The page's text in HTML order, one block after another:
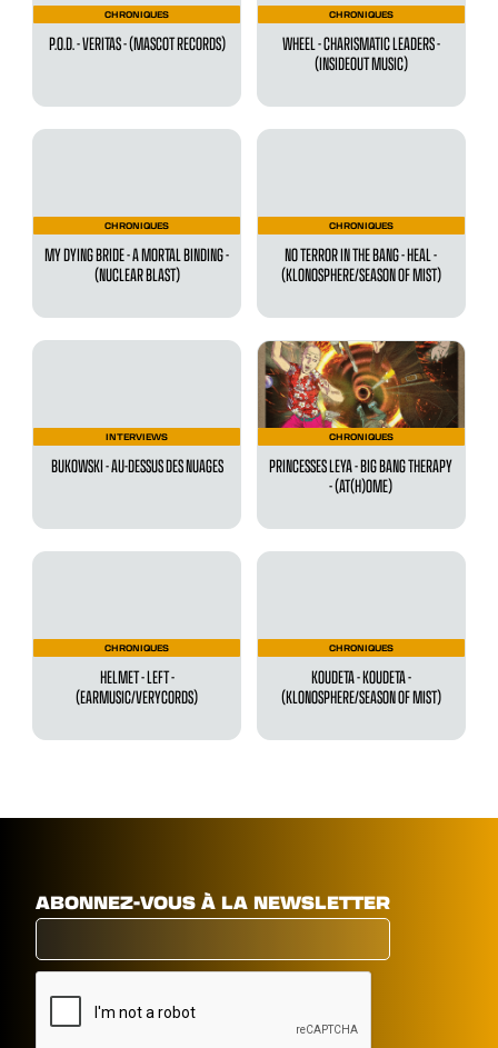
CHRONIQUES
P.O.D. - VERITAS - (MASCOT RECORDS)
CHRONIQUES
WHEEL - CHARISMATIC LEADERS -
(INSIDEOUT MUSIC)
CHRONIQUES
MY DYING BRIDE - A MORTAL BINDING -
(NUCLEAR BLAST)
CHRONIQUES
NO TERROR IN THE BANG - HEAL -
(KLONOSPHERE/SEASON OF MIST)
INTERVIEWS
BUKOWSKI - AU-DESSUS DES NUAGES
CHRONIQUES
PRINCESSES LEYA - BIG BANG THERAPY
- (AT(H)OME)
CHRONIQUES
HELMET - LEFT -
(EARMUSIC/VERYCORDS)
CHRONIQUES
KOUDETA - KOUDETA -
(KLONOSPHERE/SEASON OF MIST)
ABONNEZ-VOUS À LA NEWSLETTER